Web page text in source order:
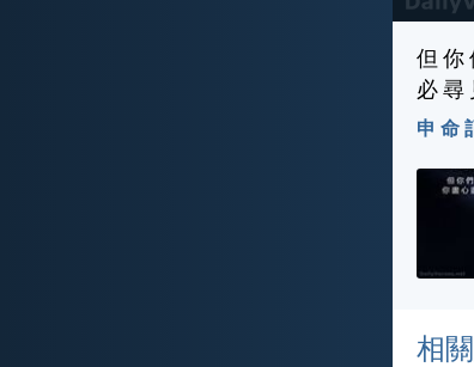
但 你
必 尋
申 命
相